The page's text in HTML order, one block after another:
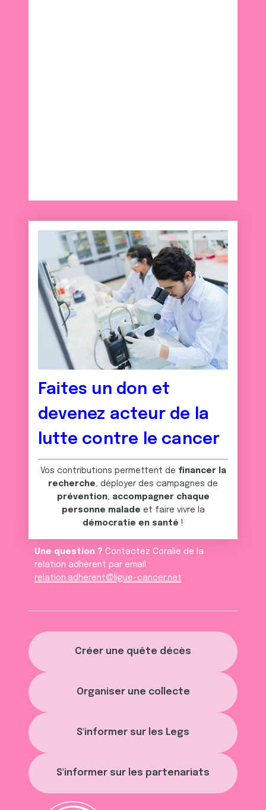
Créer une quête décès
Organiser une collecte
S'informer sur les Legs
S'informer sur les partenariats
Faites un don et
devenez acteur de la
lutte contre le cancer
Vos contributions permettent de financer la
recherche, déployer des campagnes de
prévention, accompagner chaque
personne malade et faire vivre la
démocratie en santé !
Une question ? Contactez Coralie de la
relation adhèrent par email :
relation.adherent@ligue-cancer.net